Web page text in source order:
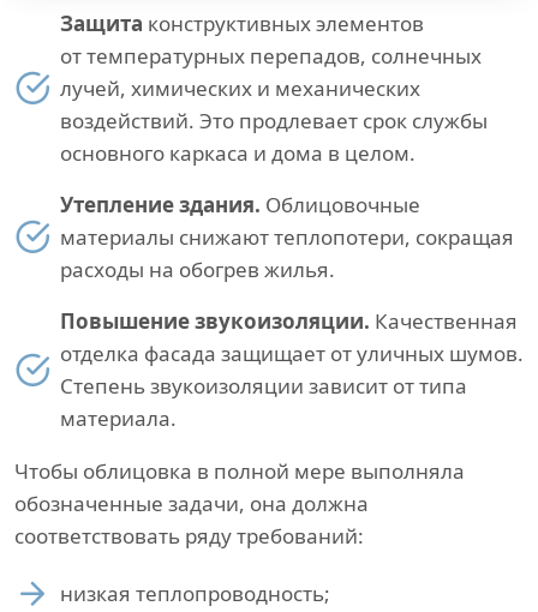
Защита конструктивных элементов
от температурных перепадов, солнечных
лучей, химических и механических
воздействий. Это продлевает срок службы
основного каркаса и дома в целом.
Утепление здания. Облицовочные
материалы снижают теплопотери, сокращая
расходы на обогрев жилья.
Повышение звукоизоляции. Качественная
отделка фасада защищает от уличных шумов.
Степень звукоизоляции зависит от типа
материала.
Чтобы облицовка в полной мере выполняла
обозначенные задачи, она должна
соответствовать ряду требований:
низкая теплопроводность;